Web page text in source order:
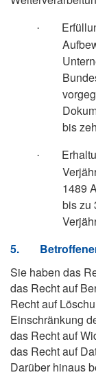
·
bis
·
1489
bis zu
5.
Sie haben das
das Recht auf
Recht auf
Einschränkung
das Recht auf
das Recht auf
Darüber hinaus